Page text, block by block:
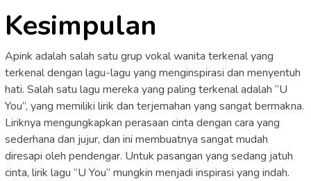
Kesimpulan
Apink adalah salah satu grup vokal wanita terkenal yang
terkenal dengan lagu-lagu yang menginspirasi dan menyentuh
hati. Salah satu lagu mereka yang paling terkenal adalah “U
You”, yang memiliki lirik dan terjemahan yang sangat bermakna.
Liriknya mengungkapkan perasaan cinta dengan cara yang
sederhana dan jujur, dan ini membuatnya sangat mudah
diresapi oleh pendengar. Untuk pasangan yang sedang jatuh
cinta, lirik lagu “U You” mungkin menjadi inspirasi yang indah.